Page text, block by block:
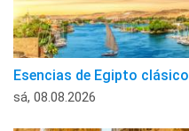
Esencias de Egipto clásico
sá, 08.08.2026